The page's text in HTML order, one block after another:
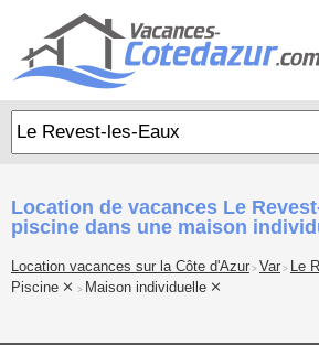
Location de vacances Le
piscine dans une maison
Location vacances sur la Côte d'Azur > Var > Le
Piscine > Maison individuelle